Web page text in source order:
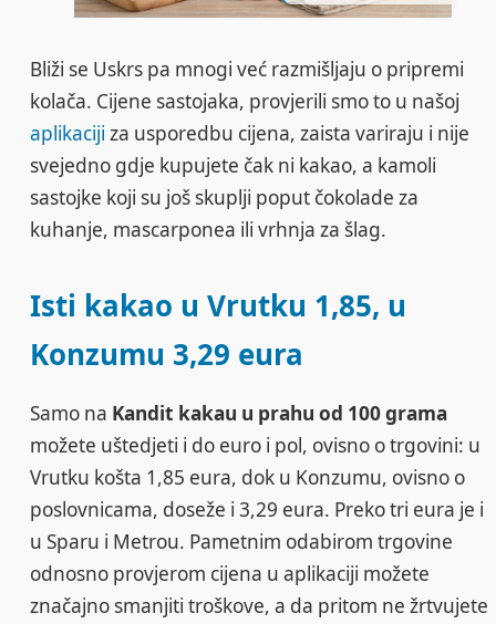
Bliži se Uskrs pa mnogi već razmišljaju o pripremi
kolača. Cijene sastojaka, provjerili smo to u našoj
aplikacijiza usporedbu cijena, zaista variraju i nije
svejedno gdje kupujete čak ni kakao, a kamoli
sastojke koji su još skuplji poput čokolade za
kuhanje, mascarponea ili vrhnja za šlag.
Isti kakao u Vrutku 1,85, u
Konzumu 3,29 eura
Samo na Kandit kakau u prahu od 100 grama
možete uštedjeti i do euro i pol, ovisno o trgovini: u
Vrutku košta 1,85 eura, dok u Konzumu, ovisno o
poslovnicama, doseže i 3,29 eura. Preko tri eura je i
u Sparu i Metrou. Pametnim odabirom trgovine
odnosno provjerom cijena u aplikaciji možete
značajno smanjiti troškove, a da pritom ne žrtvujete